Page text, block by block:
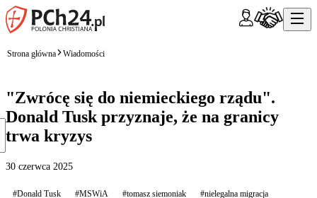
Strona główna Wiadomości
"Zwrócę się do niemieckiego rządu".
Donald Tusk przyznaje, że na granicy
trwa kryzys
30 czerwca 2025
#Donald Tusk #MSWiA #tomasz siemoniak
#nielegalna migracja